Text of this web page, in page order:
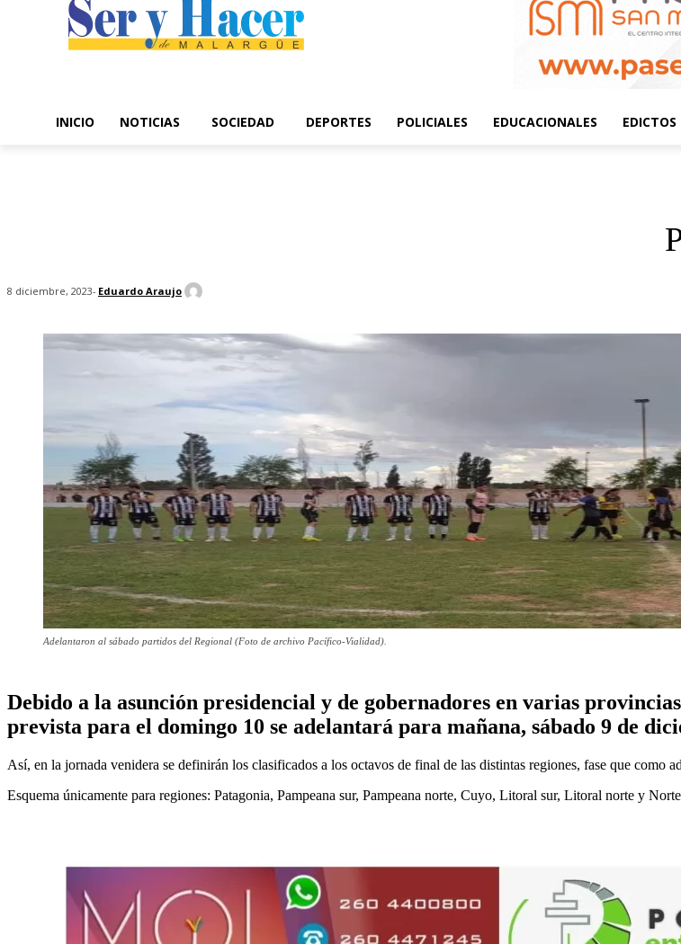
INICIO NOTICIAS SOCIEDAD DEPORTES POLICIALES EDUCACIONALES EDICTOS
8 diciembre, 2023- Eduardo Araujo
Adelantaron al sábado partidos del Regional (Foto de archivo Pacífico-Vialidad).
Debido a la asunción presidencial y de gobernadores en varias
prevista para el domingo 10 se adelantará para mañana, sábado 9 de
Así, en la jornada venidera se definirán los clasificados a los octavos de final de las distintas regiones, fase que como
Esquema únicamente para regiones: Patagonia, Pampeana sur, Pampeana norte, Cuyo, Litoral sur, Litoral norte y Norte